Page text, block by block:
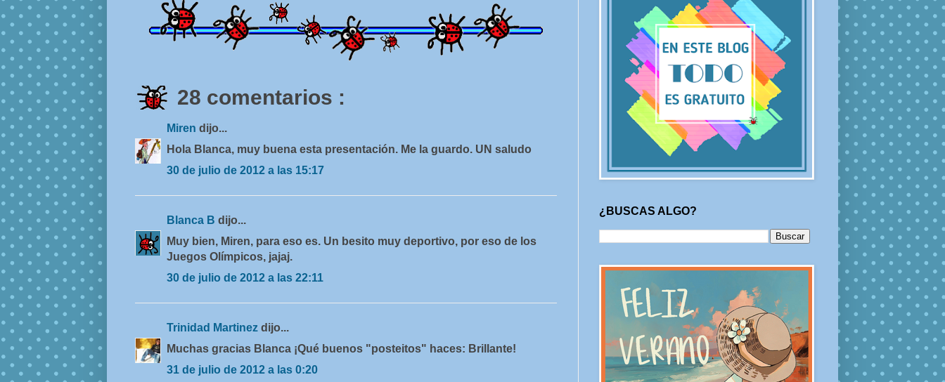
28 comentarios :
Miren dijo...
Hola Blanca, muy buena esta presentación. Me la guardo. UN saludo
30 de julio de 2012 a las 15:17
Blanca B dijo...
Muy bien, Miren, para eso es. Un besito muy deportivo, por eso de los
Juegos Olímpicos, jajaj.
30 de julio de 2012 a las 22:11
Trinidad Martinez dijo...
Muchas gracias Blanca ¡Qué buenos "posteitos" haces: Brillante!
31 de julio de 2012 a las 0:20
¿BUSCAS ALGO?